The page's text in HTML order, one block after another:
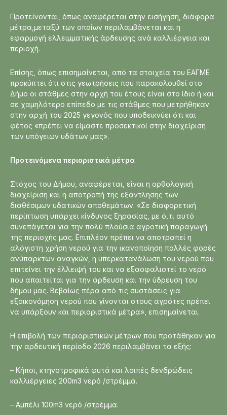
Προτείνονται, όπως αναφέρεται στην εισήγηση, διάφορα
μέτρα,μεταξύ των οποίων περιλαμβάνεται και η
εφαρμογή ελλειμματικής άρδευσης ανά καλλιέργεια και
περιοχή.
Επίσης, όπως επισημαίνεται, από τα στοιχεία του ΕΑΓΜΕ
προκύπτει ότι στις γεωτρήσεις που παρακολουθεί στο
Δήμο οι στάθμες στην αρχή του έτους είναι στο ίδιο ή και
σε χαμηλότερο επίπεδο με τις στάθμες που μετρήθηκαν
στην αρχή του 2025 γεγονός που υποδεικνύει ότι και
φέτος «πρέπει να είμαστε προσεκτικοί στην διαχείριση
των υπόγειων υδάτων μας».
Προτεινόμενα περιοριστικά μέτρα
Στόχος του Δήμου, αναφέρεται, είναι η ορθολογική
διαχείριση και η αποτροπή της εξάντλησης των
διαθέσιμων υδατικών αποθεμάτων. «Σε διαφορετική
περίπτωση υπάρχει κίνδυνος ξηρασίας, με ό,τι αυτό
συνεπάγεται για την πολύ πλούσια αγροτική παραγωγή
της περιοχής μας. Επιπλέον πρέπει να αποτραπεί η
αλόγιστη χρήση νερού για την ικανοποίηση πολλές φορές
ανύπαρκτων αναγκών, η υπερκατανάλωση του νερού που
επιτείνει την έλλειψή του και να εξασφαλιστεί το νερό
που απαιτείται για την άρδευση και την ύδρευση του
δήμου μας. Βεβαίως πέρα από τις συστάσεις για
εξοικονόμηση νερού που γίνονται στους αγρότες πρέπει
να υπάρξουν και περιοριστικά μέτρα», επισημαίνεται.
Η επιβολή των περιοριστικών μέτρων που προτάθηκαν για
την αρδευτική περίοδο 2026 περιλαμβάνει τα εξής:
– Κήποι, κτηνοτροφικά φυτά και λοιπές δενδρώδεις
καλλιέργειες 200m3 νερό /στρέμμα.
– Αμπέλι 100m3 νερό /στρέμμα.